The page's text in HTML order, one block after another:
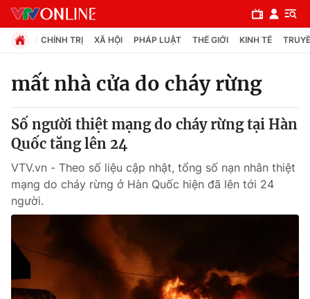
Chuyên mục
Chính trị
Xã hội
Pháp luật
Y tế
CHÍNH TRỊ XÃ HỘI PHÁP LUẬT THẾ GIỚI KINH TẾ
mất nhà cửa do cháy rừng
Số người thiệt mạng do cháy rừng tại Hàn
Quốc tăng lên 24
VTV.vn - Theo số liệu cập nhật, tổng số nạn nhân thiệt
mạng do cháy rừng ở Hàn Quốc hiện đã lên tới 24
người.